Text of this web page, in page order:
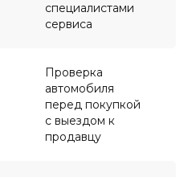
специалистами
сервиса
Проверка
автомобиля
перед покупкой
с выездом к
продавцу